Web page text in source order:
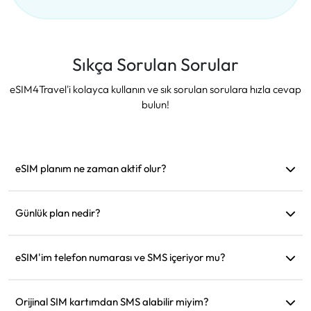
Sıkça Sorulan Sorular
eSIM4Travel'i kolayca kullanın ve sık sorulan sorulara hızla cevap
bulun!
eSIM planım ne zaman aktif olur?
Hareket etmeden önce yüklemenizi öneririz.
Günlük plan nedir?
kadar geçerli olur. Günlük veri miktarını tükettiğinizde hız
eSIM'im telefon numarası ve SMS içeriyor mu?
uygulamaları iletişim için kullanabilirsiniz.
Orijinal SIM kartımdan SMS alabilir miyim?